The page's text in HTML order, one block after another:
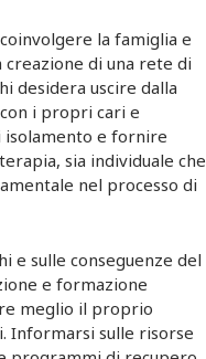
la famiglia e
di una rete di
desidera uscire dalla
i propri cari e
isolamento e fornire
sia individuale che
nel processo di
e sulle conseguenze del
e formazione
meglio il proprio
Informarsi sulle risorse